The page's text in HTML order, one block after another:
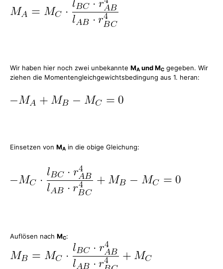
Wir haben hier noch zwei unbekannte MA und MC gegeben. Wir
ziehen die Momentengleichgewichtsbedingung aus 1. heran:
Einsetzen von MA in die obige Gleichung:
Auflösen nach MC: